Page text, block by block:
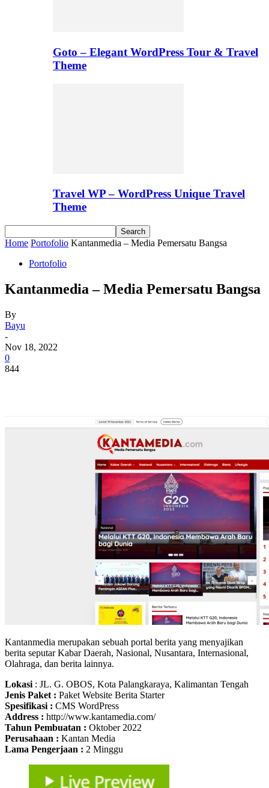
Goto – Elegant WordPress Tour & Travel
Theme
Travel WP – WordPress Unique Travel
Theme
Home Portofolio Kantanmedia – Media Pemersatu Bangsa
Portofolio
Kantanmedia – Media Pemersatu Bangsa
By
Bayu
-
Nov 18, 2022
0
844
Kantanmedia merupakan sebuah portal berita yang menyajikan
berita seputar Kabar Daerah, Nasional, Nusantara, Internasional,
Olahraga, dan berita lainnya.
Lokasi : JL. G. OBOS, Kota Palangkaraya, Kalimantan Tengah
Jenis Paket : Paket Website Berita Starter
Spesifikasi : CMS WordPress
Address : http://www.kantamedia.com/
Tahun Pembuatan : Oktober 2022
Perusahaan : Kantan Media
Lama Pengerjaan : 2 Minggu